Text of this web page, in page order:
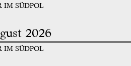
IM SÜDPOL
2026
IM SÜDPOL